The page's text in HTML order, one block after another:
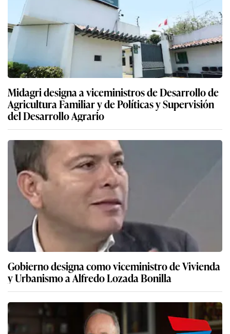
Midagri designa a viceministros de Desarrollo de
Agricultura Familiar y de Políticas y Supervisión
del Desarrollo Agrario
Gobierno designa como viceministro de Vivienda
y Urbanismo a Alfredo Lozada Bonilla